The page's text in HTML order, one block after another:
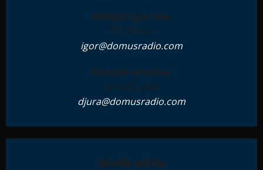
Medijski partner:
ZTZ Media
igor@domusradio.com
Tehnički direktor:
Đura Ćurčić
djura@domusradio.com
Tehnička podrška